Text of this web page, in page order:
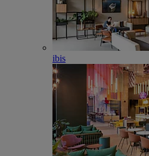
ibis